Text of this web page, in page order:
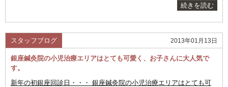
続きを読む
スタッフブログ 2013年01月13日
銀座鍼灸院の小児治療エリアはとても可愛く、お子さんに大人気で
す。
新年の初銀座回診日・・・ 銀座鍼灸院の小児治療エリアはとても可